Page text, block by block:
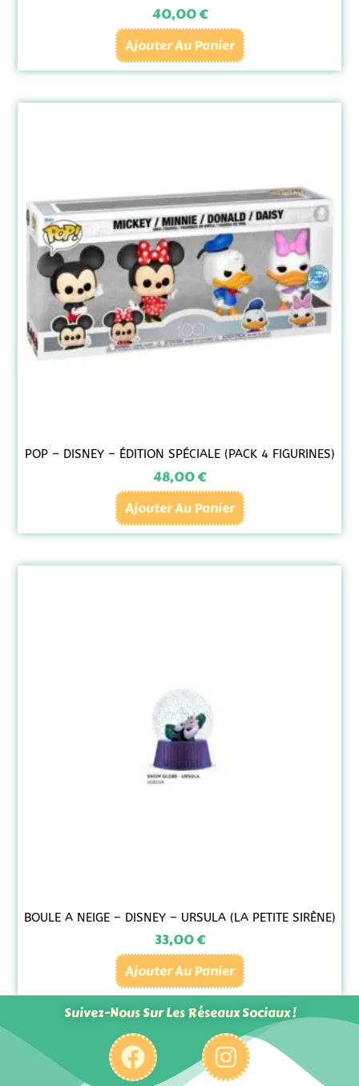
40,00€
Ajouter Au Panier
POP – DISNEY – ÉDITION SPÉCIALE (PACK 4 FIGURINES)
48,00€
Ajouter Au Panier
BOULE A NEIGE – DISNEY – URSULA (LA PETITE SIRÈNE)
33,00€
Ajouter Au Panier
Suivez-Nous Sur Les Réseaux Sociaux !